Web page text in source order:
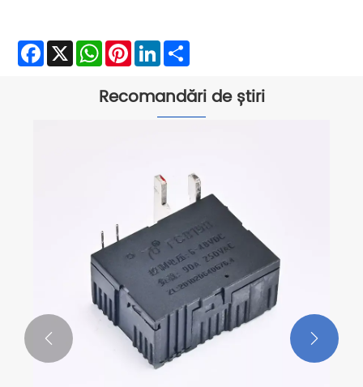
Facebook
X WhatsApp
Pinterest
LinkedIn
Recomandări de știri
 